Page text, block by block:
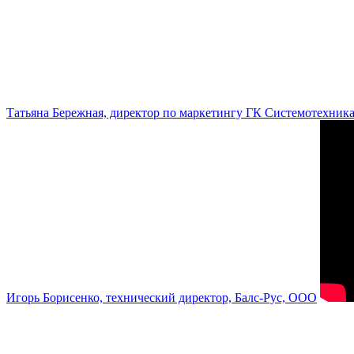
Татьяна Бережная, директор по маркетингу ГК Системотехника
Игорь Борисенко, технический директор, Балс-Рус, ООО